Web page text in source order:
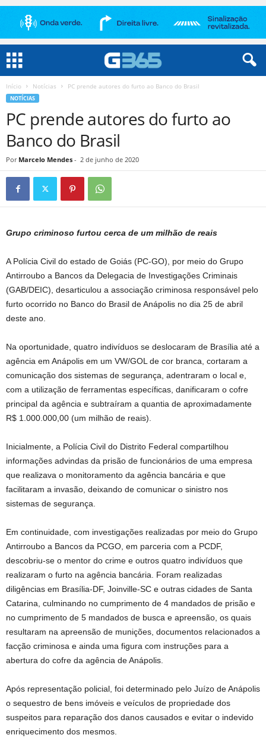
Início Notícias PC prende autores do furto ao Banco do Brasil
NOTÍCIAS
PC prende autores do furto ao
Banco do Brasil
Por Marcelo Mendes - 2 de junho de 2020
Grupo criminoso furtou cerca de um milhão de reais
A Polícia Civil do estado de Goiás (PC-GO), por meio do Grupo
Antirroubo a Bancos da Delegacia de Investigações Criminais
(GAB/DEIC), desarticulou a associação criminosa responsável pelo
furto ocorrido no Banco do Brasil de Anápolis no dia 25 de abril
deste ano.
Na oportunidade, quatro indivíduos se deslocaram de Brasília até a
agência em Anápolis em um VW/GOL de cor branca, cortaram a
comunicação dos sistemas de segurança, adentraram o local e,
com a utilização de ferramentas específicas, danificaram o cofre
principal da agência e subtraíram a quantia de aproximadamente
R$ 1.000.000,00 (um milhão de reais).
Inicialmente, a Polícia Civil do Distrito Federal compartilhou
informações advindas da prisão de funcionários de uma empresa
que realizava o monitoramento da agência bancária e que
facilitaram a invasão, deixando de comunicar o sinistro nos
sistemas de segurança.
Em continuidade, com investigações realizadas por meio do Grupo
Antirroubo a Bancos da PCGO, em parceria com a PCDF,
descobriu-se o mentor do crime e outros quatro indivíduos que
realizaram o furto na agência bancária. Foram realizadas
diligências em Brasília-DF, Joinville-SC e outras cidades de Santa
Catarina, culminando no cumprimento de 4 mandados de prisão e
no cumprimento de 5 mandados de busca e apreensão, os quais
resultaram na apreensão de munições, documentos relacionados a
facção criminosa e ainda uma figura com instruções para a
abertura do cofre da agência de Anápolis.
Após representação policial, foi determinado pelo Juízo de Anápolis
o sequestro de bens imóveis e veículos de propriedade dos
suspeitos para reparação dos danos causados e evitar o indevido
enriquecimento dos mesmos.